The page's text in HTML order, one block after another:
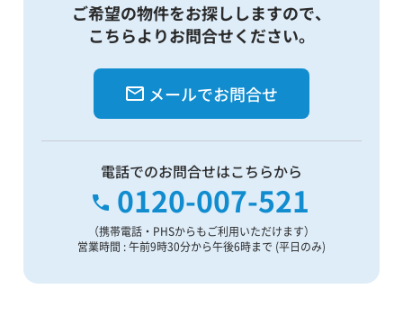
ご希望の物件をお探ししますので、
こちらよりお問合せください。
メールでお問合せ
電話でのお問合せはこちらから
0120-007-521
（携帯電話・PHSからもご利用いただけます）
営業時間 : 午前9時30分から午後6時まで (平日のみ)